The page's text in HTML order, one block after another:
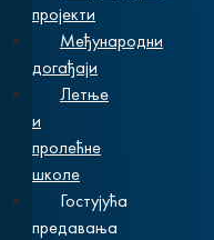
пројекти
Међународни
догађаји
Летње
и
пролећне
школе
Гостујућа
предавања